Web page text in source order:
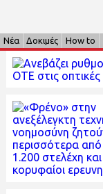
Νέα Δοκιμές How to